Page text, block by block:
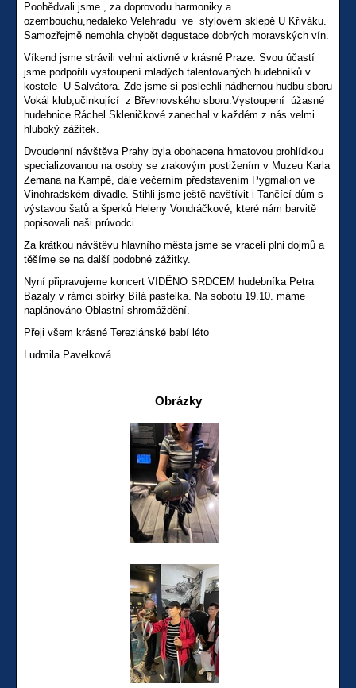
Poobědvali jsme , za doprovodu harmoniky a
ozembouchu,nedaleko Velehradu ve stylovém sklepě U Křiváku.
Samozřejmě nemohla chybět degustace dobrých moravských vín.
Víkend jsme strávili velmi aktivně v krásné Praze. Svou účastí
jsme podpořili vystoupení mladých talentovaných hudebníků v
kostele U Salvátora. Zde jsme si poslechli nádhernou hudbu sboru
Vokál klub,učinkující z Břevnovského sboru.Vystoupení úžasné
hudebnice Ráchel Skleničkové zanechal v každém z nás velmi
hluboký zážitek.
Dvoudenní návštěva Prahy byla obohacena hmatovou prohlídkou
specializovanou na osoby se zrakovým postižením v Muzeu Karla
Zemana na Kampě, dále večerním představením Pygmalion ve
Vinohradském divadle. Stihli jsme ještě navštívit i Tančící dům s
výstavou šatů a šperků Heleny Vondráčkové, které nám barvitě
popisovali naši průvodci.
Za krátkou návštěvu hlavního města jsme se vraceli plni dojmů a
těšíme se na další podobné zážitky.
Nyní připravujeme koncert VIDĚNO SRDCEM hudebníka Petra
Bazaly v rámci sbírky Bílá pastelka. Na sobotu 19.10. máme
naplánováno Oblastní shromáždění.
Přeji všem krásné Tereziánské babí léto
Ludmila Pavelková
Obrázky